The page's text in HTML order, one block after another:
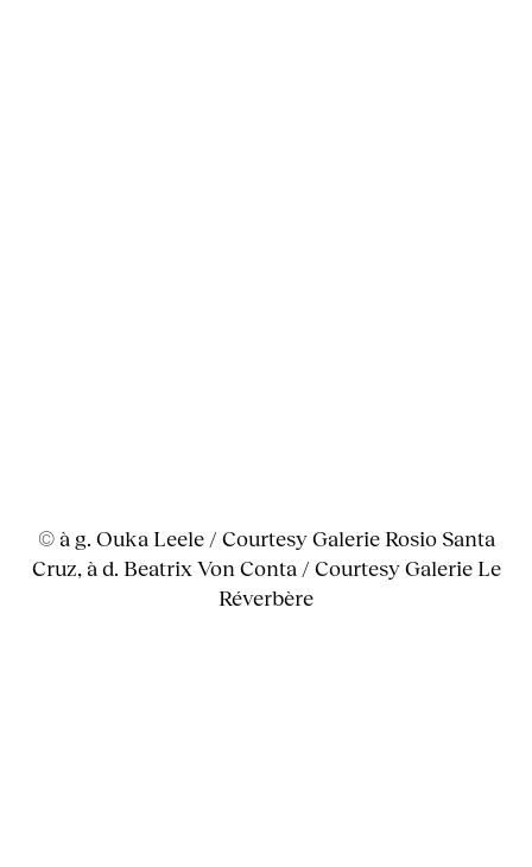
© à g. Ouka Leele / Courtesy Galerie Rosio Santa
Cruz, à d. Beatrix Von Conta / Courtesy Galerie Le
Réverbère